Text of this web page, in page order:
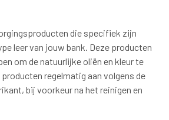
die specifiek zijn
leer van jouw bank. Deze producten
om de natuurlijke oliën en kleur te
regelmatig aan volgens de
bij voorkeur na het reinigen en